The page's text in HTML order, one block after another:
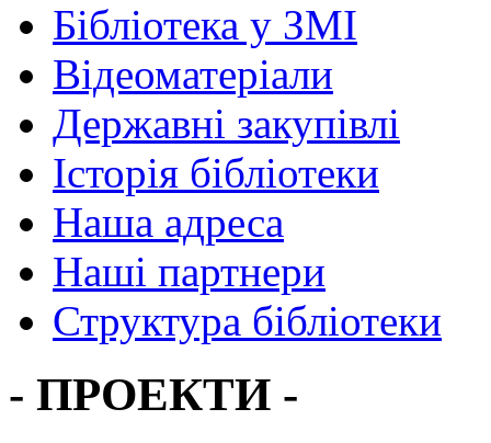
Бібліотека у ЗМІ
Відеоматеріали
Державні закупівлі
Історія бібліотеки
Наша адреса
Наші партнери
Структура бібліотеки
- ПРОЕКТИ -